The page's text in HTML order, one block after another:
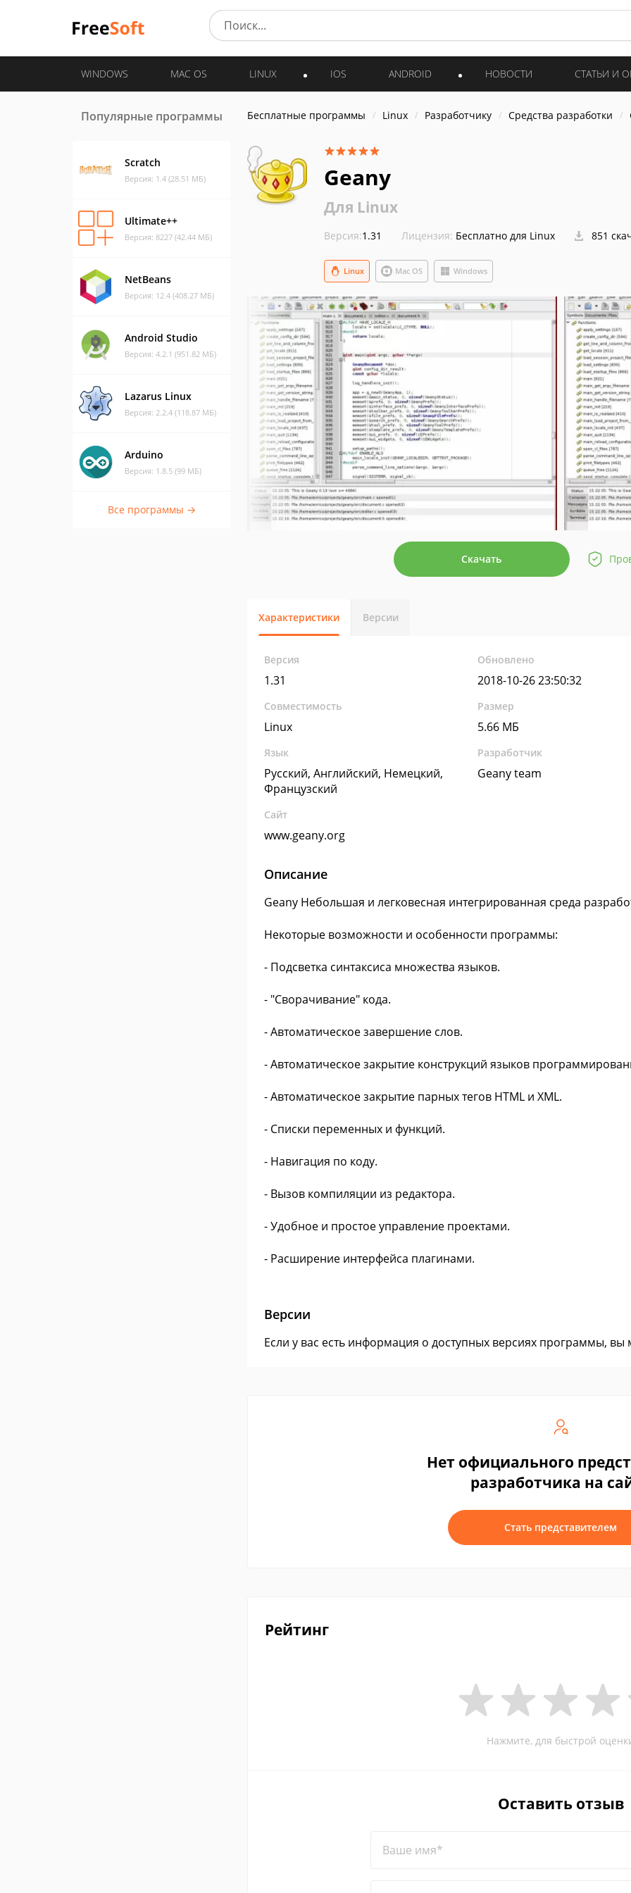
WINDOWS MAC OS LINUX IOS ANDROID НОВОСТИ СТАТЬИ И
Популярные программы
Scratch
Версия: 1.4 (28.51 МБ)
Ultimate++
Версия: 8227 (42.44 МБ)
NetBeans
Версия: 12.4 (408.27 МБ)
Android Studio
Версия: 4.2.1 (951.82 МБ)
Lazarus Linux
Версия: 2.2.4 (118.87 МБ)
Arduino
Версия: 1.8.5 (99 МБ)
Все программы →
Бесплатные программы Linux Разработчику Средства разработки
Geany
Для Linux
Версия:1.31 Лицензия: Бесплатно для Linux 851
Linux Mac OS Windows
Скачать
Характеристики Версии
Версия
1.31
Обновлено
2018-10-26 23:50:32
Совместимость
Linux
Размер
5.66 МБ
Язык
Русский, Английский, Немецкий,
Французский
Разработчик
Geany team
Сайт
www.geany.org
Описание
Geany Небольшая и легковесная интегрированная среда
Некоторые возможности и особенности программы:
- Подсветка синтаксиса множества языков.
- "Сворачивание" кода.
- Автоматическое завершение слов.
- Автоматическое закрытие конструкций языков
- Автоматическое закрытие парных тегов HTML и XML.
- Списки переменных и функций.
- Навигация по коду.
- Вызов компиляции из редактора.
- Удобное и простое управление проектами.
- Расширение интерфейса плагинами.
Версии
Если у вас есть информация о доступных версиях программы,
Нет официального
разработчика на
Стать представителем
Рейтинг
Нажмите, для быстрой
Оставить отзыв
Ваше имя*